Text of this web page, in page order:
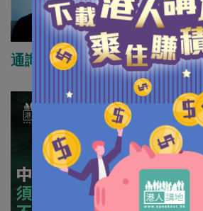
嚴建平
顧問、工程界
香港公共行政
青工程師大聯
交流中心主席
會會長。
作
通識科改革救學子 政府慎防鏡